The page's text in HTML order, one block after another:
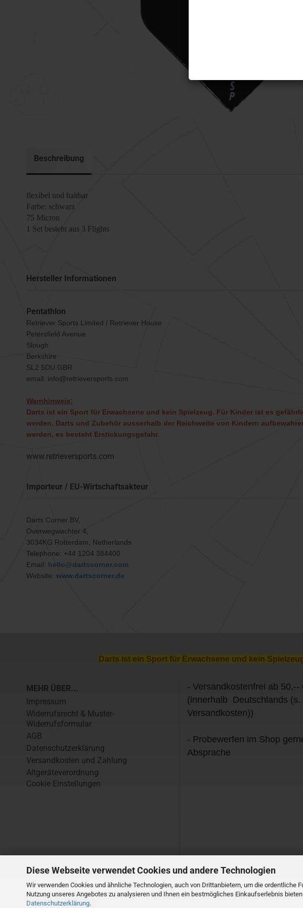
Diese Webseite verwendet Cookies und andere Technologien
Wir verwenden Cookies und ähnliche Technologien, auch von Drittanbietern, um die ordentliche
Nutzung unseres Angebotes zu analysieren und Ihnen ein bestmögliches Einkaufserlebnis
Datenschutzerklärung.
Beschreibung
flexibel und haltbar
Farbe: schwarz
75 Micron
1 Set besteht aus 3 Flights
Hersteller Informationen
Pentathlon
Retriever Sports Limited / Retriever House
Petersfield Avenue
Slough
Berkshire
SL2 5DU GBR
email: info@retrieversports.com
Warnhinweis:
Darts ist ein Sport für Erwachsene und kein Spielzeug. Für Kinder ist es
werden. Darts und Zubehör ausserhalb der Reichweite von Kindern
werden, es besteht Erstickungsgefahr.
www.retrieversports.com
Importeur / EU-Wirtschaftsakteur
Darts Corner BV,
Overwegwachter 4,
3034KG Rotterdam, Netherlands
Telephone: +44 1204 384400
Email: hello@dartscorner.com
Website: www.dartscorner.de
Darts ist ein Sport für Erwachsene und kein
MEHR ÜBER...
Impressum
Widerrufsrecht & Muster-
Widerrufsformular
AGB
Datenschutzerklärung
Versandkosten und Zahlung
Altgeräteverordnung
Cookie Einstellungen
- Versandkostenfrei ab 50,--
(innerhalb Deutschlands (s.
Versandkosten))
- Probewerfen im Shop
Absprache
Vertrag widerrufen